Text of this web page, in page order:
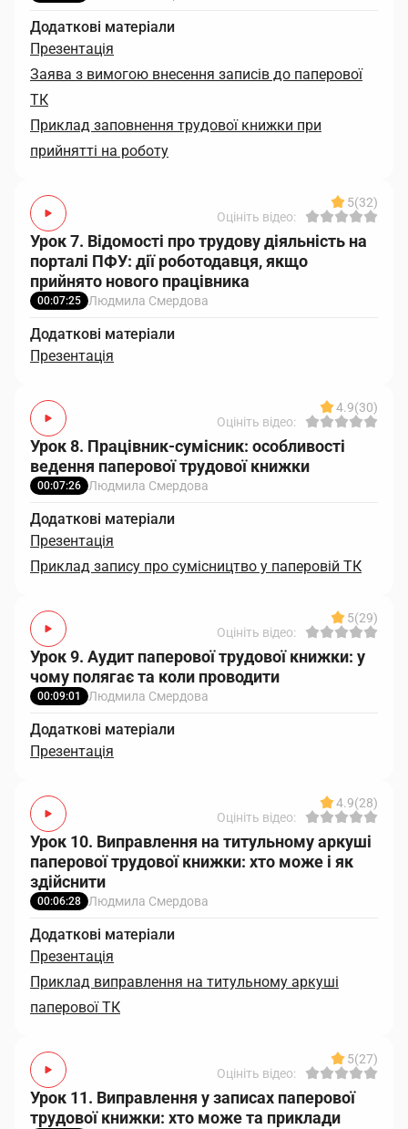
Додаткові матеріали
Презентація
Заява з вимогою внесення записів до паперової
ТК
Приклад заповнення трудової книжки при
прийнятті на роботу
5(32)
Оцініть відео:
Урок 7. Відомості про трудову діяльність на
порталі ПФУ: дії роботодавця, якщо
прийнято нового працівника
00:07:25 Людмила Смердова
Додаткові матеріали
Презентація
4.9(30)
Оцініть відео:
Урок 8. Працівник-сумісник: особливості
ведення паперової трудової книжки
00:07:26 Людмила Смердова
Додаткові матеріали
Презентація
Приклад запису про сумісництво у паперовій ТК
5(29)
Оцініть відео:
Урок 9. Аудит паперової трудової книжки: у
чому полягає та коли проводити
00:09:01 Людмила Смердова
Додаткові матеріали
Презентація
4.9(28)
Оцініть відео:
Урок 10. Виправлення на титульному аркуші
паперової трудової книжки: хто може і як
здійснити
00:06:28 Людмила Смердова
Додаткові матеріали
Презентація
Приклад виправлення на титульному аркуші
паперової ТК
5(27)
Оцініть відео:
Урок 11. Виправлення у записах паперової
трудової книжки: хто може та приклади